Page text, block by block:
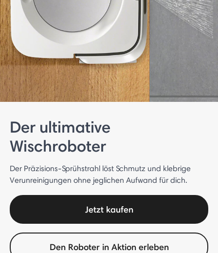
Der ultimative
Wischroboter
Der Präzisions-Sprühstrahl löst Schmutz und klebrige
Verunreinigungen ohne jeglichen Aufwand für dich.
Jetzt kaufen
Den Roboter in Aktion erleben